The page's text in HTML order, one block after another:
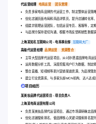
代运营经理
电商运营 团队管理
负责多家电商品牌的代运营工作，制定整体运营策
优化店铺页面布局和商品详情页，提升店铺转化率
组建并管理运营团队，包括运营专员、客服等，定
与品牌方保持密切沟通，根据市场反馈和销售数据
上海某知名互联网公司 - 电商事业部 互联网大厂
高级代运营经理 品牌运营 资源整合
主导大型品牌代运营项目，从0到1搭建品牌电商运
运用数据分析工具，深度挖掘用户行为数据，制定
整合直播、短视频等新兴营销渠道资源，为品牌策
建立行业资源库，与多家头部MCN机构、达人达成
项目经历
某美妆品牌代运营项目 - 项目负责人
上海某电商运营有限公司
负责某美妆品牌代运营项目，通过市场调研确定品
优化店铺搜索排名，使品牌核心关键词搜索排名提